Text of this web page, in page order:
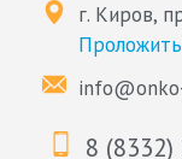
г. Киров,
8 (8332)